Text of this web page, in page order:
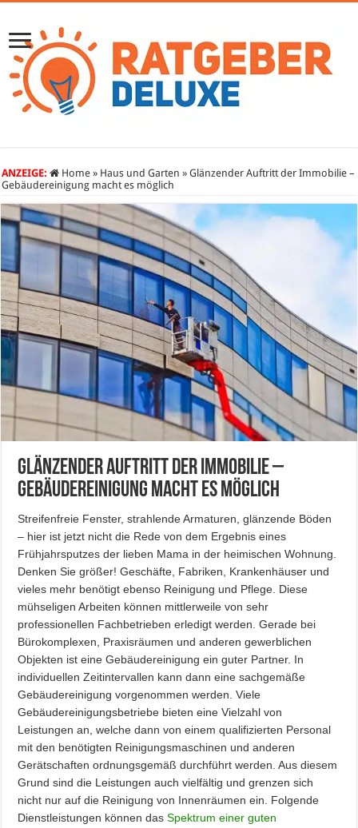
ANZEIGE: Home » Haus und Garten » Glänzender Auftritt der Immobilie –
Gebäudereinigung macht es möglich
Glänzender Auftritt der Immobilie –
Gebäudereinigung macht es möglich
Streifenfreie Fenster, strahlende Armaturen, glänzende Böden
– hier ist jetzt nicht die Rede von dem Ergebnis eines
Frühjahrsputzes der lieben Mama in der heimischen Wohnung.
Denken Sie größer! Geschäfte, Fabriken, Krankenhäuser und
vieles mehr benötigt ebenso Reinigung und Pflege. Diese
mühseligen Arbeiten können mittlerweile von sehr
professionellen Fachbetrieben erledigt werden. Gerade bei
Bürokomplexen, Praxisräumen und anderen gewerblichen
Objekten ist eine Gebäudereinigung ein guter Partner. In
individuellen Zeitintervallen kann dann eine sachgemäße
Gebäudereinigung vorgenommen werden. Viele
Gebäudereinigungsbetriebe bieten eine Vielzahl von
Leistungen an, welche dann von einem qualifizierten Personal
mit den benötigten Reinigungsmaschinen und anderen
Gerätschaften ordnungsgemäß durchführt werden. Aus diesem
Grund sind die Leistungen auch vielfältig und grenzen sich
nicht nur auf die Reinigung von Innenräumen ein. Folgende
Dienstleistungen können dasSpektrum einer guten